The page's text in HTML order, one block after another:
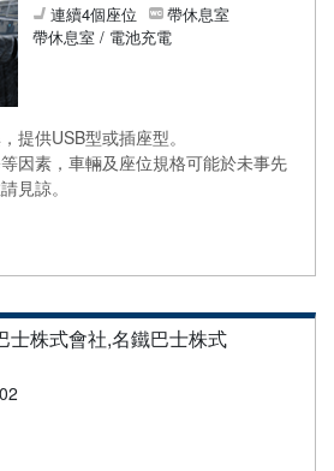
連續4個座位
帶休息室
帶休息室 / 電池充電
提供USB型或插座型。
因素，車輛及座位規格可能於未事先
見諒。
士株式會社,名鐵巴士株式